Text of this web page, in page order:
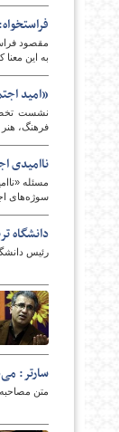
مقصود
به این معنا
«امید
نشست
فرهنگ، هنر
ناامیدی
مسئله
سوژه‌های
دانشگاه
رئیس
سارتر:
متن